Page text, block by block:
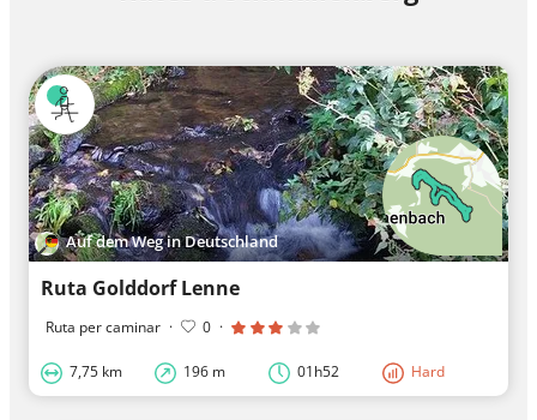
Auf dem Weg in Deutschland
Ruta Golddorf Lenne
Ruta per caminar · 0 ·
7,75 km 196 m 01h52 Hard